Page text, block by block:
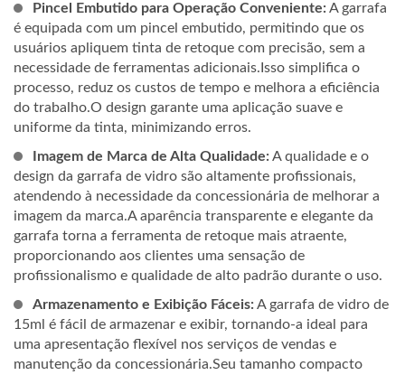
Pincel Embutido para Operação Conveniente:A garrafa
é equipada com um pincel embutido, permitindo que os
usuários apliquem tinta de retoque com precisão, sem a
necessidade de ferramentas adicionais.Isso simplifica o
processo, reduz os custos de tempo e melhora a eficiência
do trabalho.O design garante uma aplicação suave e
uniforme da tinta, minimizando erros.
Imagem de Marca de Alta Qualidade:A qualidade e o
design da garrafa de vidro são altamente profissionais,
atendendo à necessidade da concessionária de melhorar a
imagem da marca.A aparência transparente e elegante da
garrafa torna a ferramenta de retoque mais atraente,
proporcionando aos clientes uma sensação de
profissionalismo e qualidade de alto padrão durante o uso.
Armazenamento e Exibição Fáceis:A garrafa de vidro de
15ml é fácil de armazenar e exibir, tornando-a ideal para
uma apresentação flexível nos serviços de vendas e
manutenção da concessionária.Seu tamanho compacto